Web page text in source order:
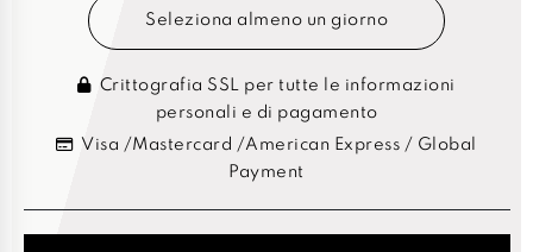
Seleziona almeno un giorno
Crittografia SSL per tutte le informazioni
personali e di pagamento
Visa /Mastercard /American Express / Global
Payment